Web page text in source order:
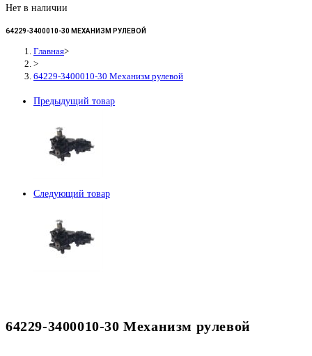
Нет в наличии
64229-3400010-30 МЕХАНИЗМ РУЛЕВОЙ
Главная>
>
64229-3400010-30 Механизм рулевой
Предыдущий товар
Следующий товар
64229-3400010-30 Механизм рулевой